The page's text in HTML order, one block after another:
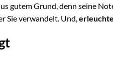
gutem Grund, denn seine
Sie verwandelt. Und,